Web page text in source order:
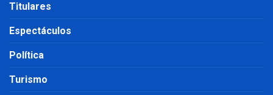
Titulares
Espectáculos
Política
Turismo